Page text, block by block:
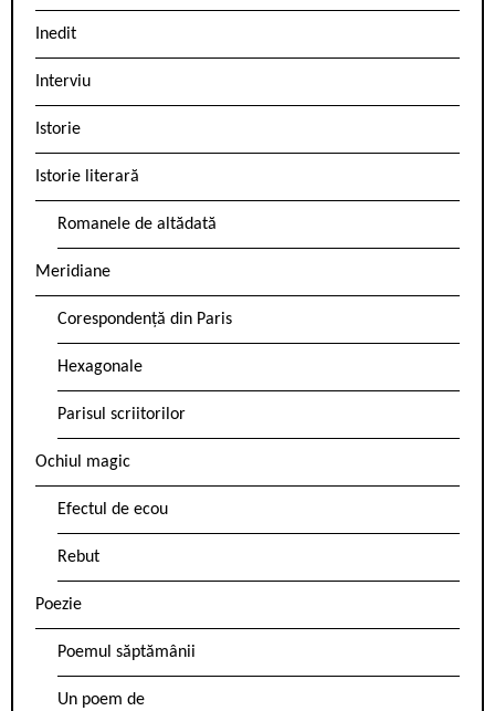
Inedit
Interviu
Istorie
Istorie literară
Romanele de altădată
Meridiane
Corespondență din Paris
Hexagonale
Parisul scriitorilor
Ochiul magic
Efectul de ecou
Rebut
Poezie
Poemul săptămânii
Un poem de